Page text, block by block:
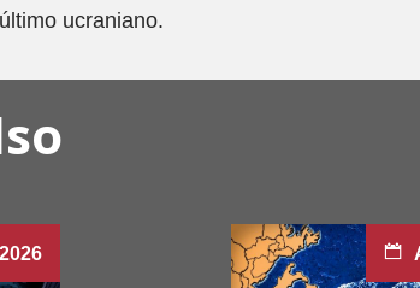
ucraniano.